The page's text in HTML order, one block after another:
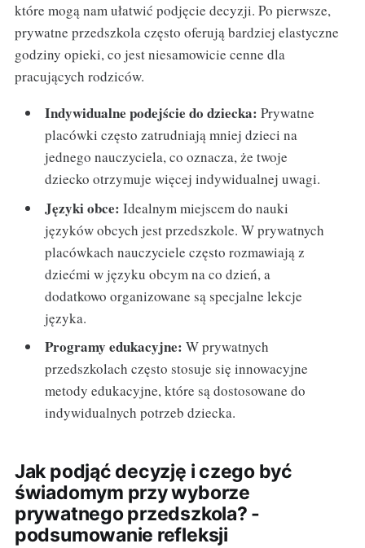
które mogą nam ułatwić podjęcie decyzji. Po pierwsze,
prywatne przedszkola często oferują bardziej elastyczne
godziny opieki, co jest niesamowicie cenne dla
pracujących rodziców.
Indywidualne podejście do dziecka:Prywatne
placówki często zatrudniają mniej dzieci na
jednego nauczyciela, co oznacza, że twoje
dziecko otrzymuje więcej indywidualnej uwagi.
Języki obce: Idealnym miejscem do nauki
języków obcych jest przedszkole. W prywatnych
placówkach nauczyciele często rozmawiają z
dziećmi w języku obcym na co dzień, a
dodatkowo organizowane są specjalne lekcje
języka.
Programy edukacyjne: W prywatnych
przedszkolach często stosuje się innowacyjne
metody edukacyjne, które są dostosowane do
indywidualnych potrzeb dziecka.
Jak podjąć decyzję i czego być
świadomym przy wyborze
prywatnego przedszkola? -
podsumowanie refleksji